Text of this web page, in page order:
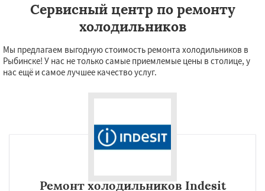
Сервисный центр по ремонту
холодильников
Мы предлагаем выгодную стоимость ремонта холодильников в
Рыбинске! У нас не только самые приемлемые цены в столице, у
нас ещё и самое лучшее качество услуг.
Ремонт холодильников Indesit